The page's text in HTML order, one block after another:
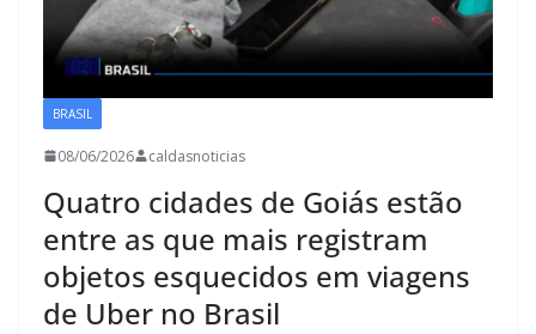
BRASIL
08/06/2026 caldasnoticias
Quatro cidades de Goiás estão
entre as que mais registram
objetos esquecidos em viagens
de Uber no Brasil